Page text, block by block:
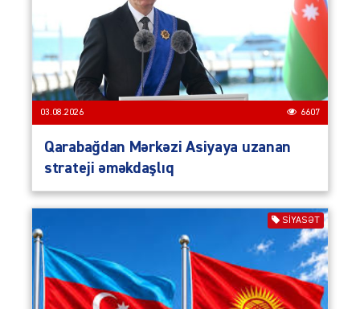
03.08.2026 6607
Qarabağdan Mərkəzi Asiyaya uzanan
strateji əməkdaşlıq
SIYASƏT